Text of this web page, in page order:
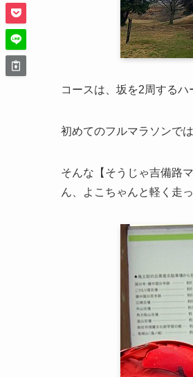
コースは、坂を2周するハ
初めてのフルマラソンで
そんな【そうじゃ吉備路
ん、よこちゃんと軽く走